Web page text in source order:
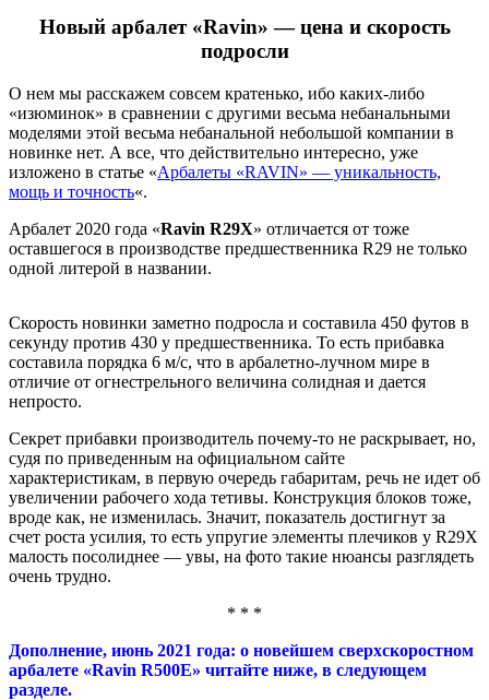
Новый арбалет «Ravin» — цена и скорость
подросли
О нем мы расскажем совсем кратенько, ибо каких-либо
«изюминок» в сравнении с другими весьма небанальными
моделями этой весьма небанальной небольшой компании в
новинке нет. А все, что действительно интересно, уже
изложено в статье «Арбалеты «RAVIN» — уникальность,
мощь и точность«.
Арбалет 2020 года «Ravin R29X» отличается от тоже
оставшегося в производстве предшественника R29 не только
одной литерой в названии.
Скорость новинки заметно подросла и составила 450 футов в
секунду против 430 у предшественника. То есть прибавка
составила порядка 6 м/с, что в арбалетно-лучном мире в
отличие от огнестрельного величина солидная и дается
непросто.
Секрет прибавки производитель почему-то не раскрывает, но,
судя по приведенным на официальном сайте
характеристикам, в первую очередь габаритам, речь не идет об
увеличении рабочего хода тетивы. Конструкция блоков тоже,
вроде как, не изменилась. Значит, показатель достигнут за
счет роста усилия, то есть упругие элементы плечиков у R29X
малость посолиднее — увы, на фото такие нюансы разглядеть
очень трудно.
* * *
Дополнение, июнь 2021 года: о новейшем сверхскоростном
арбалете «Ravin R500E» читайте ниже, в следующем
разделе.